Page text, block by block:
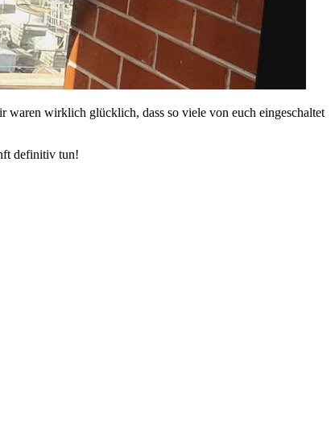
waren wirklich glücklich, dass so viele von euch eingeschaltet
definitiv tun!